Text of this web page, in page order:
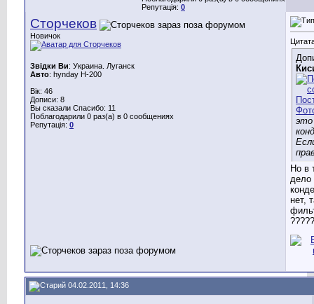
Репутація: 0
Сторчеков
Новичок
Звідки Ви: Украина. Луганск
Авто: hynday H-200
Вік: 46
Дописи: 8
Вы сказали Спасибо: 11
Поблагодарили 0 раз(а) в 0 сообщениях
Репутація: 0
Но в
дело
нет,
?????
04.02.2011, 14:36